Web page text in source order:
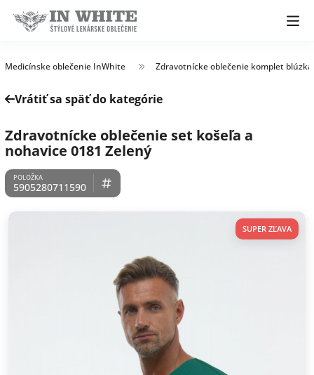
Medicínske oblečenie InWhite Zdravotnícke oblečenie komplet
Vrátiť sa späť do kategórie
Zdravotnícke oblečenie set košeľa a
nohavice 0181 Zelený
5905280711590
SUPER ZĽAVA